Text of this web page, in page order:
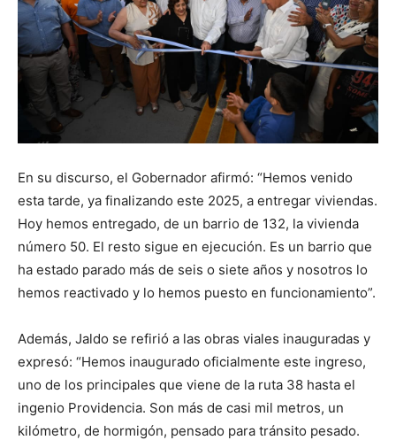
En su discurso, el Gobernador afirmó: “Hemos venido
esta tarde, ya finalizando este 2025, a entregar viviendas.
Hoy hemos entregado, de un barrio de 132, la vivienda
número 50. El resto sigue en ejecución. Es un barrio que
ha estado parado más de seis o siete años y nosotros lo
hemos reactivado y lo hemos puesto en funcionamiento”.
Además, Jaldo se refirió a las obras viales inauguradas y
expresó: “Hemos inaugurado oficialmente este ingreso,
uno de los principales que viene de la ruta 38 hasta el
ingenio Providencia. Son más de casi mil metros, un
kilómetro, de hormigón, pensado para tránsito pesado.